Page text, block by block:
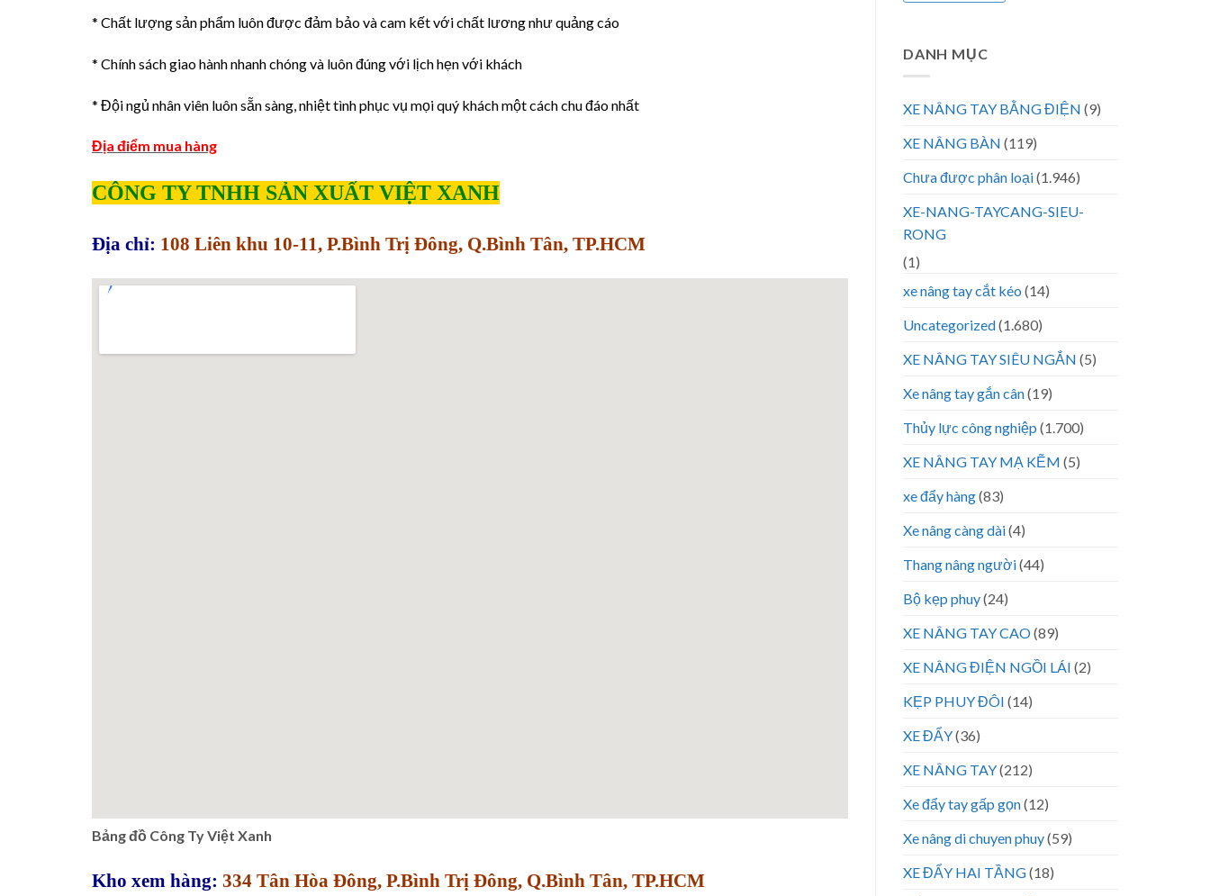
* Chất lượng sản phẩm luôn được đảm bảo và cam kết với chất lương như quảng cáo
* Chính sách giao hành nhanh chóng và luôn đúng với lịch hẹn với khách
* Đội ngủ nhân viên luôn sẵn sàng, nhiệt tình phục vụ mọi quý khách một cách chu đáo nhất
Địa điểm mua hàng
CÔNG TY TNHH SẢN XUẤT VIỆT XANH
Địa chỉ: 108 Liên khu 10-11, P.Bình Trị Đông, Q.Bình Tân, TP.HCM
Bảng đồ Công Ty Việt Xanh
Kho xem hàng: 334 Tân Hòa Đông, P.Bình Trị Đông, Q.Bình Tân, TP.HCM
DANH MỤC
XE NÂNG TAY BẰNG ĐIỆN (9)
XE NÂNG BÀN (119)
Chưa được phân loại(1.946)
XE-NANG-TAYCANG-SIEU-
RONG
(1)
xe nâng tay cắt kéo (14)
Uncategorized(1.680)
XE NÂNG TAY SIÊU NGẮN (5)
Xe nâng tay gắn cân(19)
Thủy lực công nghiệp (1.700)
XE NÂNG TAY MẠ KẼM (5)
xe đẩy hàng(83)
Xe nâng càng dài(4)
Thang nâng người(44)
Bộ kẹp phuy(24)
XE NÂNG TAY CAO(89)
XE NÂNG ĐIỆN NGỒI LÁI (2)
KẸP PHUY ĐÔI (14)
XE ĐẨY(36)
XE NÂNG TAY(212)
Xe đẩy tay gấp gọn(12)
Xe nâng di chuyen phuy(59)
XE ĐẨY HAI TẦNG(18)